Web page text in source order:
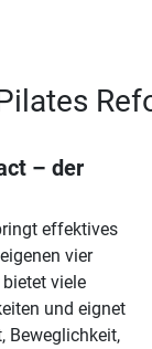
– der
effektives
vier
viele
und eignet
Beweglichkeit,